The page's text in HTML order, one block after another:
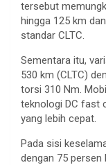
tersebut
hingga 125 km
standar CLTC.
Sementara itu,
530 km (CLTC)
torsi 310 Nm.
teknologi DC fast
yang lebih cepat.
Pada sisi
dengan 75 persen